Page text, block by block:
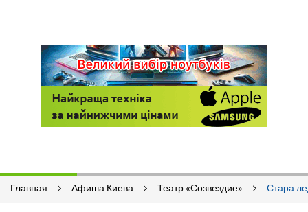
Главная Афиша Киева Театр «Созвездие» Стара